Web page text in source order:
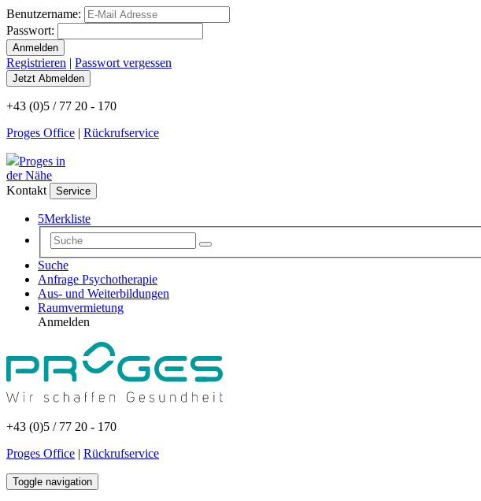
Benutzername:
Passwort:
Registrieren | Passwort vergessen
+43 (0)5 / 77 20 - 170
Proges Office | Rückrufservice
Proges in
der Nähe
Kontakt
Service
5Merkliste
Suche
Anfrage Psychotherapie
Aus- und Weiterbildungen
Raumvermietung
Anmelden
+43 (0)5 / 77 20 - 170
Proges Office | Rückrufservice
Toggle navigation